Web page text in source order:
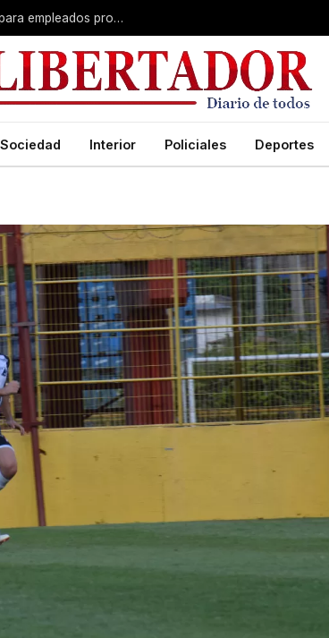
Plus unificado: se confirmó el cronograma de agosto para empleados provinciales
Sociedad Interior Policiales Deportes